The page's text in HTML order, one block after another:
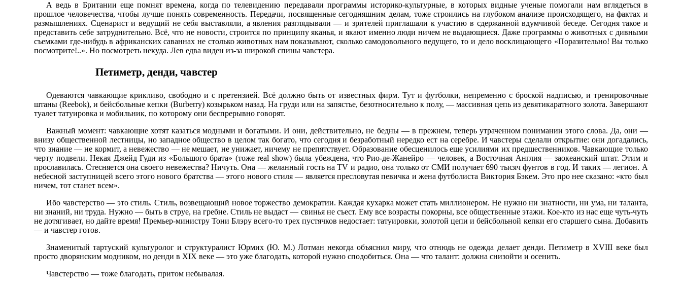
А ведь в Британии еще помнят времена, когда по телевидению передавали программы историко-культурные, в которых видные ученые помогали нам вглядеться в
прошлое человечества, чтобы лучше понять современность. Передачи, посвященные сегодняшним делам, тоже строились на глубоком анализе происходящего, на фактах и
размышлениях. Сценарист и ведущий не себя выставляли, а явления разглядывали — и зрителей приглашали к участию в сдержанной вдумчивой беседе. Сегодня такое и
представить себе затруднительно. Всё, что не новости, строится по принципу яканья, и якают именно люди ничем не выдающиеся. Даже программы о животных с дивными
съемками где-нибудь в африканских саваннах не столько животных нам показывают, сколько самодовольного ведущего, то и дело восклицающего «Поразительно! Вы только
посмотрите!..». Но посмотреть некуда. Лев едва виден из-за широкой спины чавстера.
Петиметр, денди, чавстер
Одеваются чавкающие крикливо, свободно и с претензией. Всё должно быть от известных фирм. Тут и футболки, непременно с броской надписью, и тренировочные
штаны (Reebok), и бейсбольные кепки (Burberry) козырьком назад. На груди или на запястье, безотносительно к полу, — массивная цепь из девятикаратного золота. Завершают
туалет татуировка и мобильник, по которому они беспрерывно говорят.
Важный момент: чавкающие хотят казаться модными и богатыми. И они, действительно, не бедны — в прежнем, теперь утраченном понимании этого слова. Да, они —
внизу общественной лестницы, но западное общество в целом так богато, что сегодня и безработный нередко ест на серебре. И чавстеры сделали открытие: они догадались,
что знание — не кормит, а невежество — не мешает, не унижает, ничему не препятствует. Образование обесценилось еще усилиями их предшественников. Чавкающие только
черту подвели. Некая Джейд Гуди из «Большого брата» (тоже real show) была убеждена, что Рио-де-Жанейро — человек, а Восточная Англия — заокеанский штат. Этим и
прославилась. Стесняется она своего невежества? Ничуть. Она — желанный гость на TV и радио, она только от СМИ получает 690 тысяч фунтов в год. И таких — легион. А
небесной заступницей всего этого нового братства — этого нового стиля — является пресловутая певичка и жена футболиста Виктория Бэкем. Это про нее сказано: «кто был
ничем, тот станет всем».
Ибо чавстерство — это стиль. Стиль, возвещающий новое торжество демократии. Каждая кухарка может стать миллионером. Не нужно ни знатности, ни ума, ни таланта,
ни знаний, ни труда. Нужно — быть в струе, на гребне. Стиль не выдаст — свинья не съест. Ему все возрасты покорны, все общественные этажи. Кое-кто из нас еще чуть-чуть
не дотягивает, но дайте время! Премьер-министру Тони Блэру всего-то трех пустячков недостает: татуировки, золотой цепи и бейсбольной кепки его старшего сына. Добавить
— и чавстер готов.
Знаменитый тартуский культуролог и структуралист Юрмих (Ю. М.) Лотман некогда объяснил миру, что отнюдь не одежда делает денди. Петиметр в XVIII веке был
просто дворянским модником, но денди в XIX веке — это уже благодать, которой нужно сподобиться. Она — что талант: должна снизойти и осенить.
Чавстерство — тоже благодать, притом небывалая.